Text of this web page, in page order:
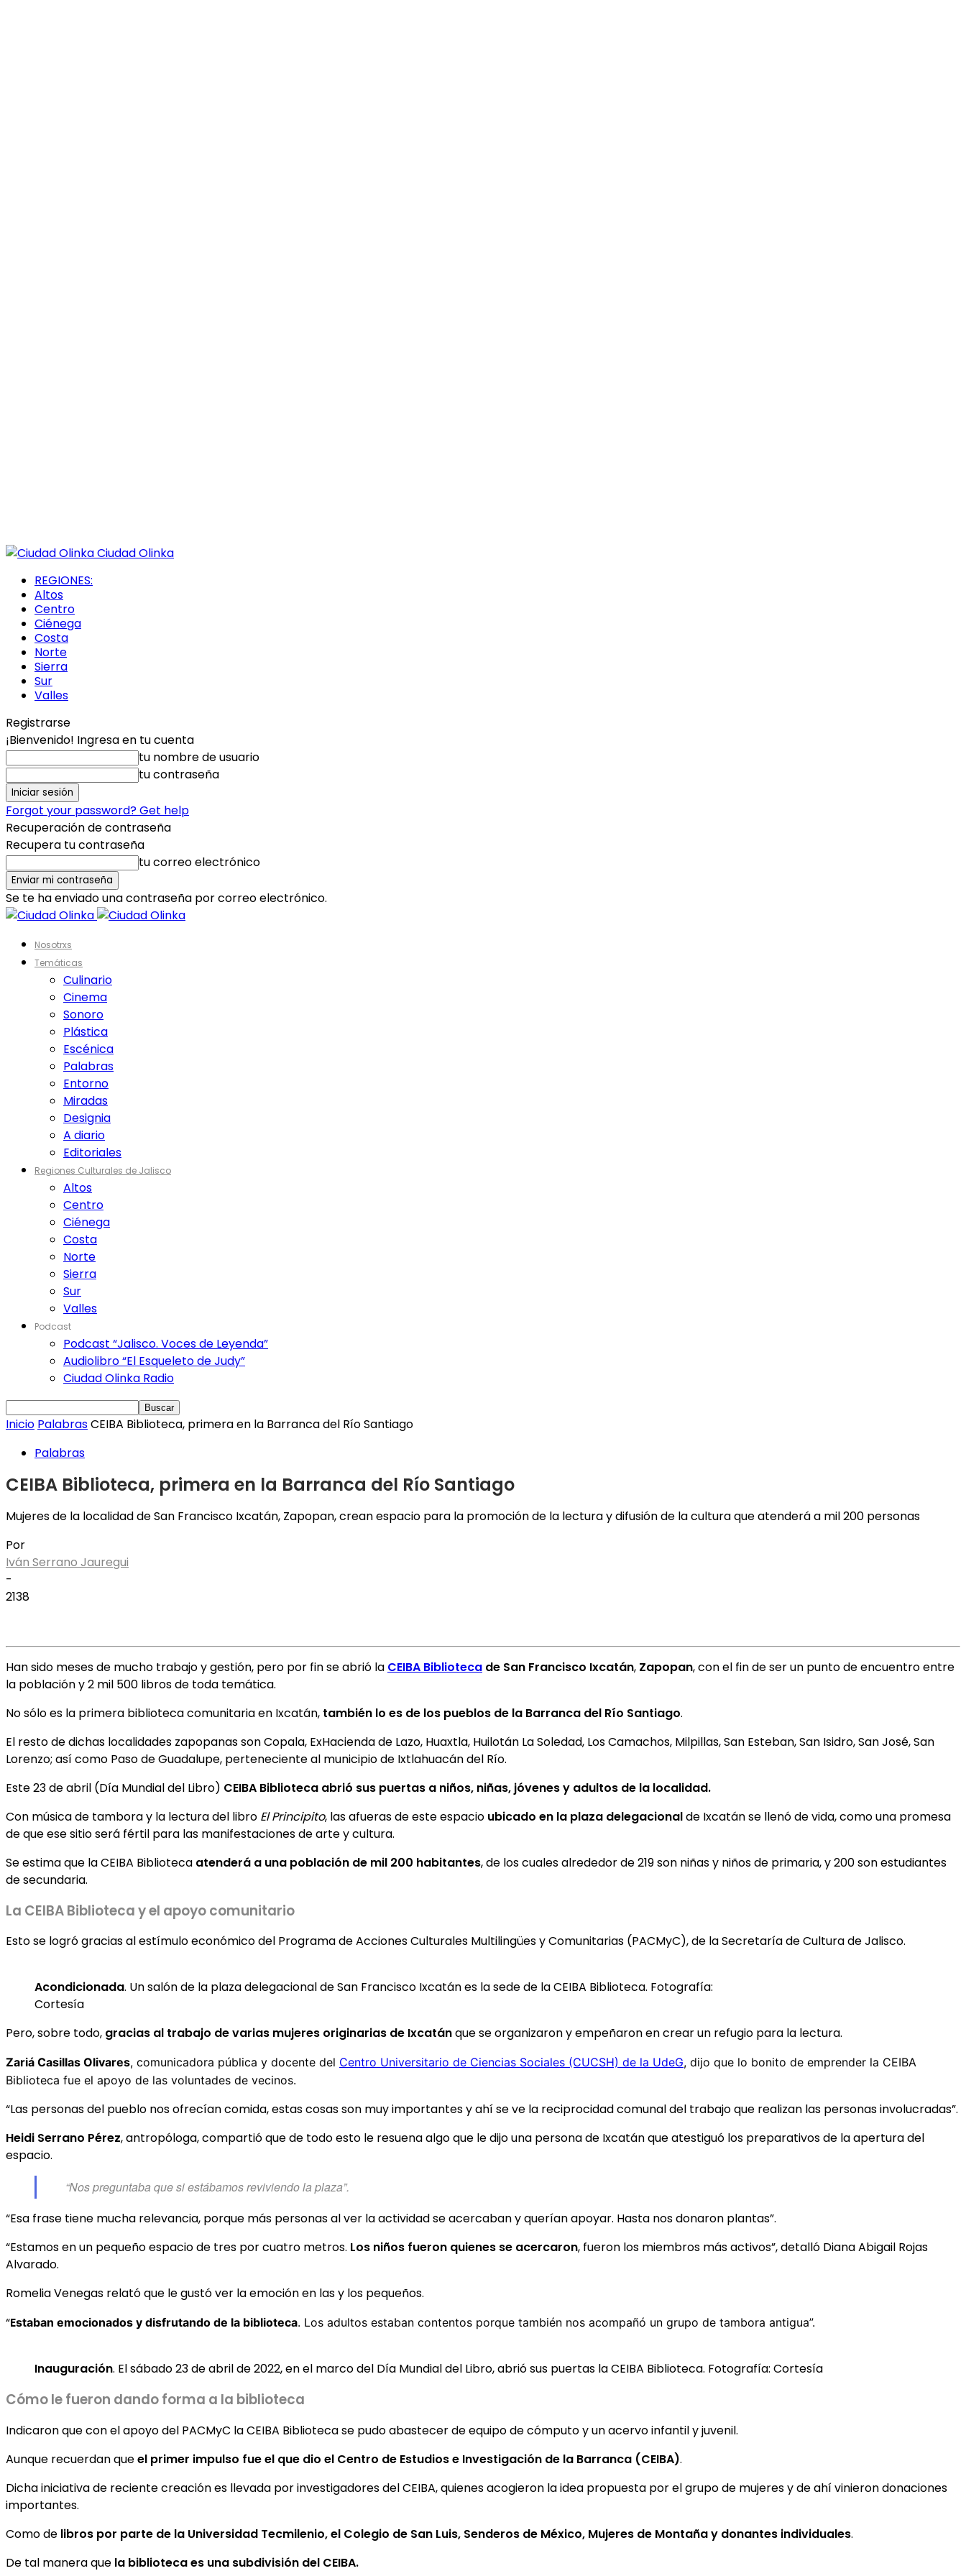
Ciudad Olinka
REGIONES:
Altos
Centro
Ciénega
Costa
Norte
Sierra
Sur
Valles
Registrarse
¡Bienvenido! Ingresa en tu cuenta
tu nombre de usuario
tu contraseña
Forgot your password? Get help
Recuperación de contraseña
Recupera tu contraseña
tu correo electrónico
Se te ha enviado una contraseña por correo electrónico.
Nosotrxs
Temáticas
Culinario
Cinema
Sonoro
Plástica
Escénica
Palabras
Entorno
Miradas
Designia
A diario
Editoriales
Regiones Culturales de Jalisco
Altos
Centro
Ciénega
Costa
Norte
Sierra
Sur
Valles
Podcast
Podcast “Jalisco. Voces de Leyenda”
Audiolibro “El Esqueleto de Judy”
Ciudad Olinka Radio
Inicio PalabrasCEIBA Biblioteca, primera en la Barranca del Río Santiago
Palabras
CEIBA Biblioteca, primera en la Barranca del Río Santiago
Mujeres de la localidad de San Francisco Ixcatán, Zapopan, crean espacio para la promoción de la lectura y difusión de la cultura que atenderá a mil 200 personas
Por
Iván Serrano Jauregui
-
2138
Han sido meses de mucho trabajo y gestión, pero por fin se abrió la CEIBA Biblioteca de San Francisco Ixcatán, Zapopan, con el fin de ser un punto de encuentro entre
la población y 2 mil 500 libros de toda temática.
No sólo es la primera biblioteca comunitaria en Ixcatán, también lo es de los pueblos de la Barranca del Río Santiago.
El resto de dichas localidades zapopanas son Copala, ExHacienda de Lazo, Huaxtla, Huilotán La Soledad, Los Camachos, Milpillas, San Esteban, San Isidro, San José, San
Lorenzo; así como Paso de Guadalupe, perteneciente al municipio de Ixtlahuacán del Río.
Este 23 de abril (Día Mundial del Libro) CEIBA Biblioteca abrió sus puertas a niños, niñas, jóvenes y adultos de la localidad.
Con música de tambora y la lectura del libro El Principito, las afueras de este espacio ubicado en la plaza delegacionalde Ixcatán se llenó de vida, como una promesa
de que ese sitio será fértil para las manifestaciones de arte y cultura.
Se estima que la CEIBA Biblioteca atenderá a una población de mil 200 habitantes, de los cuales alrededor de 219 son niñas y niños de primaria, y 200 son estudiantes
de secundaria.
La CEIBA Biblioteca y el apoyo comunitario
Esto se logró gracias al estímulo económico del Programa de Acciones Culturales Multilingües y Comunitarias (PACMyC), de la Secretaría de Cultura de Jalisco.
Acondicionada. Un salón de la plaza delegacional de San Francisco Ixcatán es la sede de la CEIBA Biblioteca. Fotografía:
Cortesía
Pero, sobre todo, gracias al trabajo de varias mujeres originarias de Ixcatánque se organizaron y empeñaron en crear un refugio para la lectura.
Zariá Casillas Olivares, comunicadora pública y docente del Centro Universitario de Ciencias Sociales (CUCSH) de la UdeG, dijo que lo bonito de emprender la CEIBA
Biblioteca fue el apoyo de las voluntades de vecinos.
“Las personas del pueblo nos ofrecían comida, estas cosas son muy importantes y ahí se ve la reciprocidad comunal del trabajo que realizan las personas involucradas”.
Heidi Serrano Pérez, antropóloga, compartió que de todo esto le resuena algo que le dijo una persona de Ixcatán que atestiguó los preparativos de la apertura del
espacio.
“Nos preguntaba que si estábamos reviviendo la plaza”.
“Esa frase tiene mucha relevancia, porque más personas al ver la actividad se acercaban y querían apoyar. Hasta nos donaron plantas”.
“Estamos en un pequeño espacio de tres por cuatro metros. Los niños fueron quienes se acercaron, fueron los miembros más activos”, detalló Diana Abigail Rojas
Alvarado.
Romelia Venegas relató que le gustó ver la emoción en las y los pequeños.
“Estaban emocionados y disfrutando de la biblioteca. Los adultos estaban contentos porque también nos acompañó un grupo de tambora antigua”.
Inauguración. El sábado 23 de abril de 2022, en el marco del Día Mundial del Libro, abrió sus puertas la CEIBA Biblioteca. Fotografía: Cortesía
Cómo le fueron dando forma a la biblioteca
Indicaron que con el apoyo del PACMyC la CEIBA Biblioteca se pudo abastecer de equipo de cómputo y un acervo infantil y juvenil.
Aunque recuerdan queel primer impulso fue el que dio el Centro de Estudios e Investigación de la Barranca (CEIBA).
Dicha iniciativa de reciente creación es llevada por investigadores del CEIBA, quienes acogieron la idea propuesta por el grupo de mujeres y de ahí vinieron donaciones
importantes.
Como de libros por parte de la Universidad Tecmilenio, el Colegio de San Luis, Senderos de México, Mujeres de Montaña y donantes individuales.
De tal manera que la biblioteca es una subdivisión del CEIBA.